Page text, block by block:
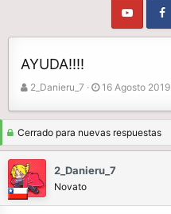
AYUDA!!!!
A
o
r
2_Danieru_7
F
h
a
e
n
16 Agosto 2019
Cerrado para nuevas respuestas
2_Danieru_7
Novato